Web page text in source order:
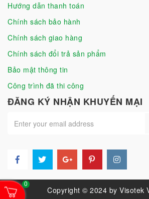
0
Hướng dẫn thanh toán
Chính sách bảo hành
Chính sách giao hàng
Chính sách đổi trả sản phẩm
Bảo mật thông tin
Công trình đã thi công
ĐĂNG KÝ NHẬN KHUYẾN MẠI
Copyright © 2024 by Visotek